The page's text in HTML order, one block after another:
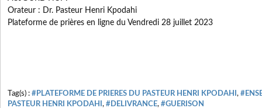
Orateur : Dr. Pasteur Henri Kpodahi
Plateforme de prières en ligne du Vendredi 28 juillet 2023
Tag(s) : #PLATEFORME DE PRIERES DU PASTEUR HENRI KPODAHI ,
PASTEUR HENRI KPODAHI , #DELIVRANCE, #GUERISON